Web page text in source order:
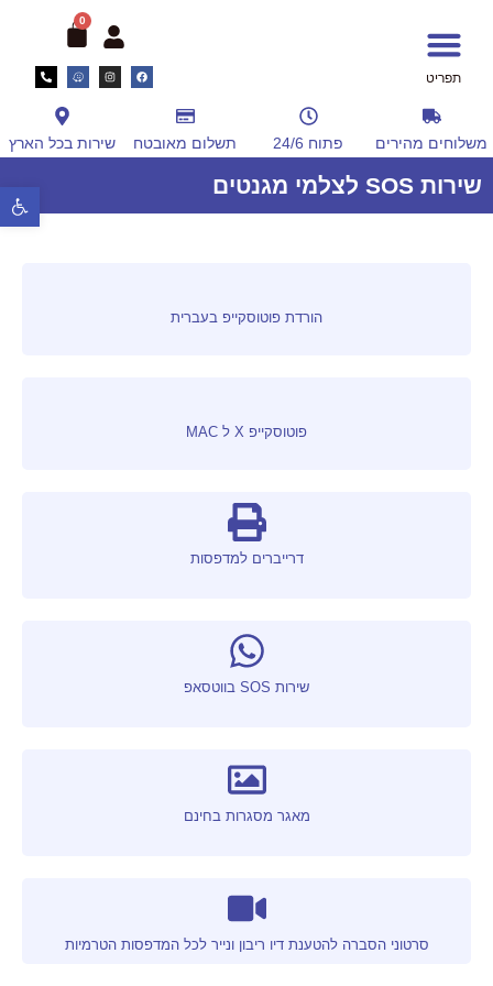
תפריט
0
משלוחים מהירים פתוח 24/6 תשלום מאובטח שירות בכל הארץ
שירות SOS לצלמי מגנטים
הורדת פוטוסקייפ בעברית
פוטוסקייפ X ל MAC
דרייברים למדפסות
שירות SOS בווטסאפ
מאגר מסגרות בחינם
סרטוני הסברה להטענת דיו ריבון ונייר לכל המדפסות הטרמיות
פתח